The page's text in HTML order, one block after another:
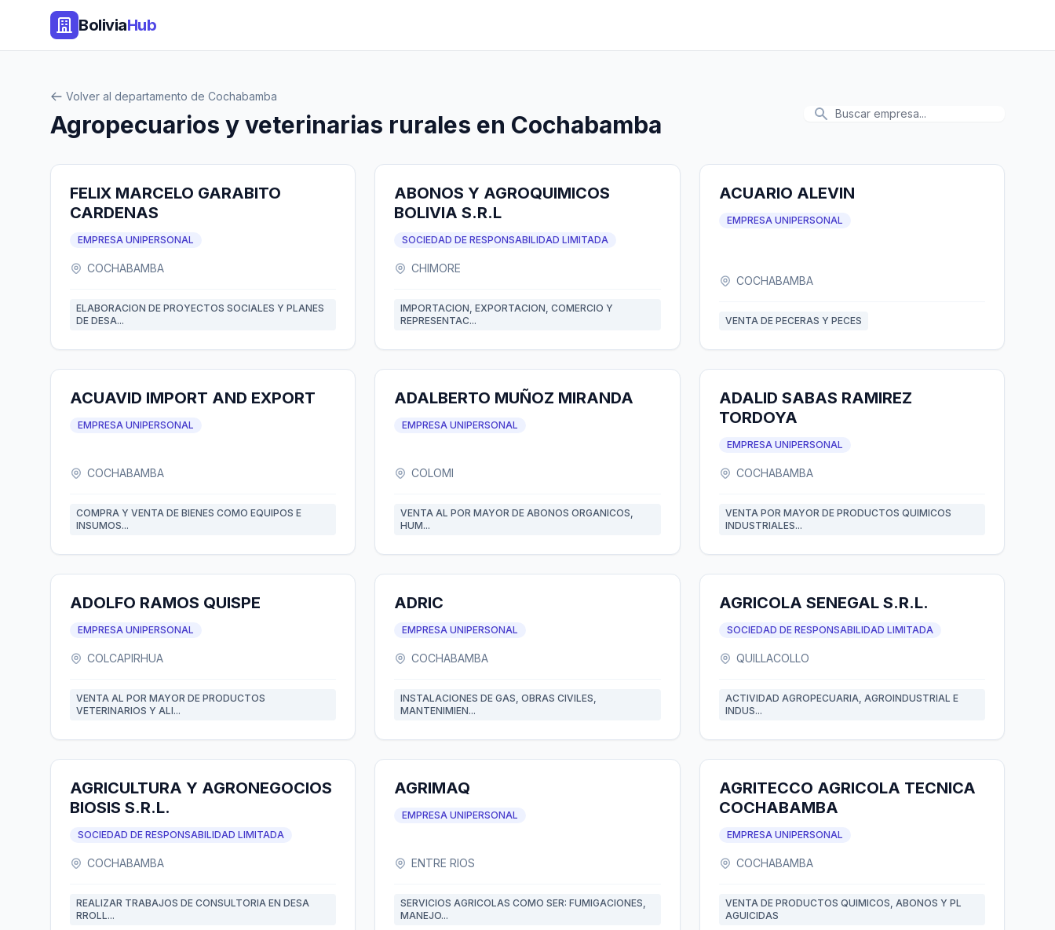
BoliviaHub
Volver al departamento de Cochabamba
Agropecuarios y veterinarias rurales en Cochabamba
FELIX MARCELO GARABITO
CARDENAS
EMPRESA UNIPERSONAL
COCHABAMBA
ELABORACION DE PROYECTOS SOCIALES Y PLANES
DE DESA...
ABONOS Y AGROQUIMICOS
BOLIVIA S.R.L
SOCIEDAD DE RESPONSABILIDAD LIMITADA
CHIMORE
IMPORTACION, EXPORTACION, COMERCIO Y
REPRESENTAC...
ACUARIO ALEVIN
EMPRESA UNIPERSONAL
COCHABAMBA
VENTA DE PECERAS Y PECES
ACUAVID IMPORT AND EXPORT
EMPRESA UNIPERSONAL
COCHABAMBA
COMPRA Y VENTA DE BIENES COMO EQUIPOS E
INSUMOS...
ADALBERTO MUÑOZ MIRANDA
EMPRESA UNIPERSONAL
COLOMI
VENTA AL POR MAYOR DE ABONOS ORGANICOS,
HUM...
ADALID SABAS RAMIREZ
TORDOYA
EMPRESA UNIPERSONAL
COCHABAMBA
VENTA POR MAYOR DE PRODUCTOS QUIMICOS
INDUSTRIALES...
ADOLFO RAMOS QUISPE
EMPRESA UNIPERSONAL
COLCAPIRHUA
VENTA AL POR MAYOR DE PRODUCTOS
VETERINARIOS Y ALI...
ADRIC
EMPRESA UNIPERSONAL
COCHABAMBA
INSTALACIONES DE GAS, OBRAS CIVILES,
MANTENIMIEN...
AGRICOLA SENEGAL S.R.L.
SOCIEDAD DE RESPONSABILIDAD LIMITADA
QUILLACOLLO
ACTIVIDAD AGROPECUARIA, AGROINDUSTRIAL E
INDUS...
AGRICULTURA Y AGRONEGOCIOS
BIOSIS S.R.L.
SOCIEDAD DE RESPONSABILIDAD LIMITADA
COCHABAMBA
REALIZAR TRABAJOS DE CONSULTORIA EN DESA
RROLL...
AGRIMAQ
EMPRESA UNIPERSONAL
ENTRE RIOS
SERVICIOS AGRICOLAS COMO SER: FUMIGACIONES,
MANEJO...
AGRITECCO AGRICOLA TECNICA
COCHABAMBA
EMPRESA UNIPERSONAL
COCHABAMBA
VENTA DE PRODUCTOS QUIMICOS, ABONOS Y PL
AGUICIDAS